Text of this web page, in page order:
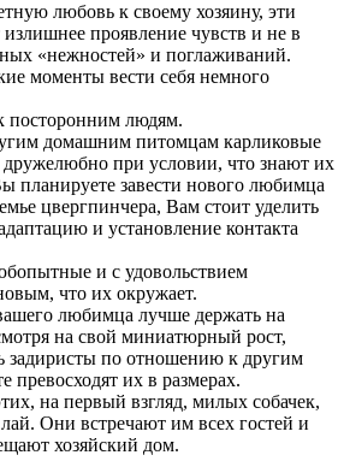
любовь к своему хозяину, эти
проявление чувств и не в
«нежностей» и поглаживаний.
моменты вести себя немного
посторонним людям.
домашним питомцам карликовые
при условии, что знают их
планируете завести нового любимца
цвергпинчера, Вам стоит уделить
и установление контакта
и с удовольствием
что их окружает.
любимца лучше держать на
на свой миниатюрный рост,
задиристы по отношению к другим
превосходят их в размерах.
на первый взгляд, милых собачек,
Они встречают им всех гостей и
хозяйский дом.